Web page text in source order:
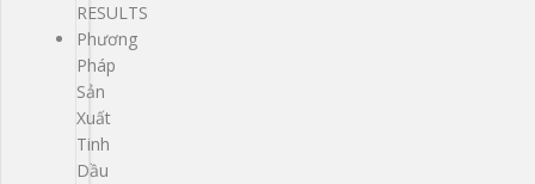
RESULTS
Phương
Pháp
Sản
Xuất
Tinh
Dầu